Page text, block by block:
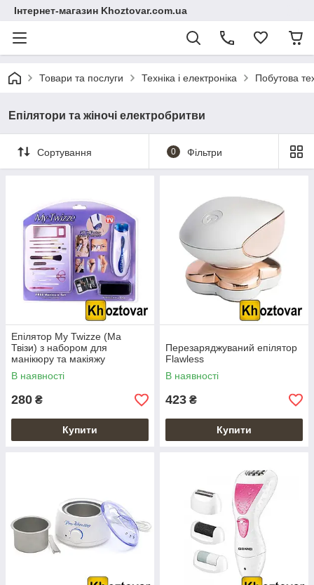
Інтернет-магазин Khoztovar.com.ua
Товари та послуги Техніка і електроніка Побутова
Епілятори та жіночі електробритви
Сортування 0 Фільтри
Епілятор My Twizze (Ма
Твізи) з набором для
манікюру та макіяжу
В наявності
280 ₴
Купити
Перезаряджуваний епілятор
Flawless
В наявності
423 ₴
Купити